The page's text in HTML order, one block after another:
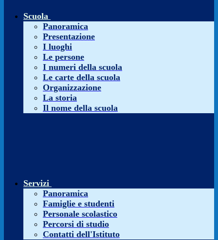
Scuola
Panoramica
Presentazione
I luoghi
Le persone
I numeri della scuola
Le carte della scuola
Organizzazione
La storia
Il nome della scuola
Servizi
Panoramica
Famiglie e studenti
Personale scolastico
Percorsi di studio
Contatti dell'Istituto